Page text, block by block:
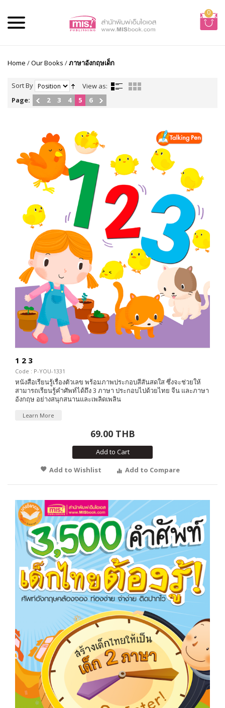
0
Home /Our Books /ภาษาอังกฤษเด็ก
Sort By
View as:
Page:
2 3 4 5 6
1 2 3
Code : P-YOU-1331
หนังสือเรียนรู้เรื่องตัวเลข พร้อมภาพประกอบสีสันสดใส ซึ่งจะช่วยให้
สามารถเรียนรู้คำศัพท์ได้ถึง 3 ภาษา ประกอบไปด้วยไทย จีน และภาษา
อังกฤษ อย่างสนุกสนานและเพลิดเพลิน
Learn More
69.00 THB
Add to Cart
Add to Wishlist
Add to Compare